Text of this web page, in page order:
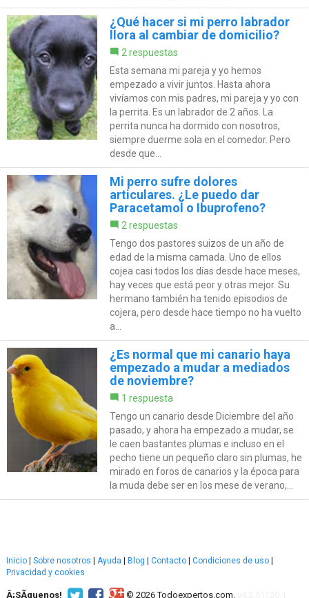
¿Qué hacer si mi perro labrador
llora al cambiar de domicilio?
2 respuestas
Esta semana mi pareja y yo hemos
empezado a vivir juntos. Hasta ahora
vivíamos con mis padres, mi pareja y yo con
la perrita. Es un labrador de 2 años. La
perrita nunca ha dormido con nosotros,
siempre duerme sola en el comedor. Pero
desde que...
Mi perro sufre dolores
articulares. ¿Le puedo dar
Paracetamol o Ibuprofeno?
2 respuestas
Tengo dos pastores suizos de un año de
edad de la misma camada. Uno de ellos
cojea casi todos los días desde hace meses,
hay veces que está peor y otras mejor. Su
hermano también ha tenido episodios de
cojera, pero desde hace tiempo no ha vuelto
a...
¿Es normal que mi canario haya
empezado a mudar a mediados
de noviembre?
1 respuesta
Tengo un canario desde Diciembre del año
pasado, y ahora ha empezado a mudar, se
le caen bastantes plumas e incluso en el
pecho tiene un pequeño claro sin plumas, he
mirado en foros de canarios y la época para
la muda debe ser en los mese de verano,...
Inicio Sobre nosotros Ayuda Blog Contacto Condiciones de uso
Privacidad y cookies
Â¡SÃ­guenos! © 2026 Todoexpertos.com.